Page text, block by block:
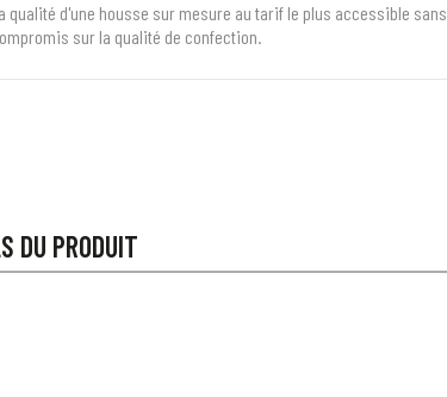
qualité d'une housse sur mesure au tarif le plus accessible sans
sur la qualité de confection.
DU PRODUIT